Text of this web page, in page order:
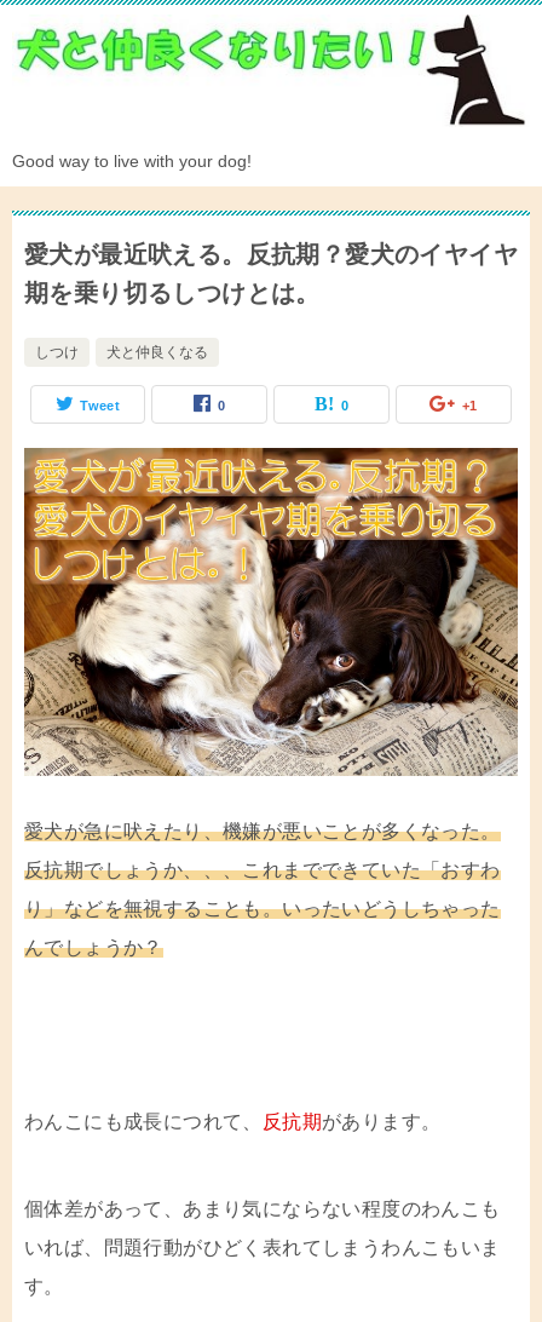
Good way to live with your dog!
愛犬が最近吠える。反抗期？愛犬のイヤイヤ
期を乗り切るしつけとは。
しつけ 犬と仲良くなる
Tweet 0 0 +1
愛犬が急に吠えたり、機嫌が悪いことが多くなった。
反抗期でしょうか、、、これまでできていた「おすわ
り」などを無視することも。いったいどうしちゃった
んでしょうか？
わんこにも成長につれて、 反抗期があります。
個体差があって、あまり気にならない程度のわんこも
いれば、問題行動がひどく表れてしまうわんこもいま
す。